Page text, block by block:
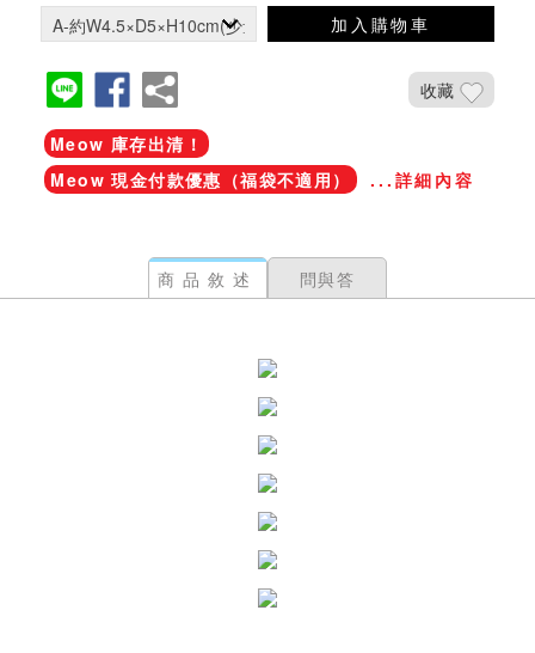
加入購物車
收藏
Meow 庫存出清！
Meow 現金付款優惠（福袋不適用）
...詳細內容
商品敘述 問與答